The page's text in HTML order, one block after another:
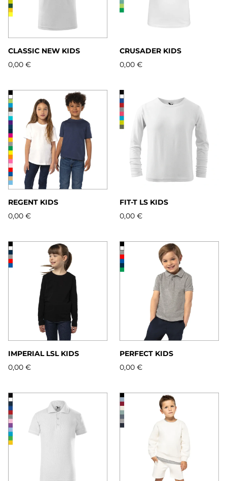
CLASSIC NEW KIDS
0,00 €
CRUSADER KIDS
0,00 €
REGENT KIDS
0,00 €
FIT-T LS KIDS
0,00 €
IMPERIAL LSL KIDS
0,00 €
PERFECT KIDS
0,00 €